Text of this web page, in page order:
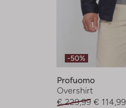
-50%
Profuomo
Overshirt
€ 229,99 € 114,99